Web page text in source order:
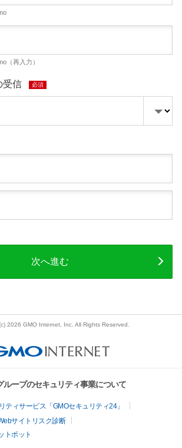
（再入力）
受信 必須
次へ進む
2026 GMO Internet, Inc. All Rights Reserved.
ループのセキュリティ事業について
ティサービス「GMOセキュリティ24」
サイトリスク診断
トボット